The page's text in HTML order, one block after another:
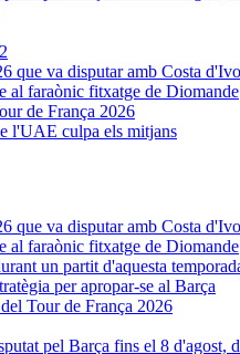
al faraònic fitxatge de Diomande
l'UAE culpa els mitjans
al faraònic fitxatge de Diomande
per apropar-se al Barça